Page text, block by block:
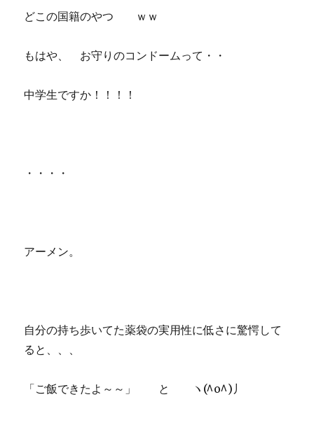
どこの国籍のやつ ｗｗ
もはや、 お守りのコンドームって・・
中学生ですか！！！！
・・・・
アーメン。
自分の持ち歩いてた薬袋の実用性に低さに驚愕して
ると、、、
「ご飯できたよ～～」 と ヽ(^o^)丿